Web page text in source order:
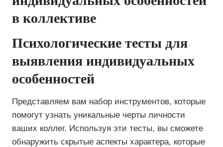
в коллективе
Психологические тесты для
выявления индивидуальных
особенностей
Представляем вам набор инструментов, которые
помогут узнать уникальные черты личности
ваших коллег. Используя эти тесты, вы сможете
обнаружить скрытые аспекты характера, которые